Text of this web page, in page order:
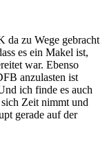
da zu Wege gebracht
es ein Makel ist,
war. Ebenso
anzulasten ist
ich finde es auch
Zeit nimmt und
gerade auf der